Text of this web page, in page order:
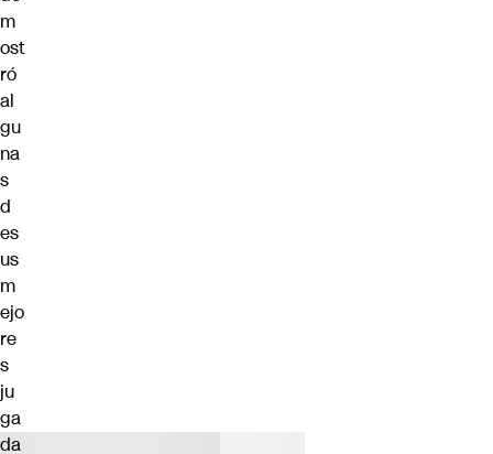
m
ost
ró
al
gu
na
s
d
es
us
m
ejo
re
s
ju
ga
da